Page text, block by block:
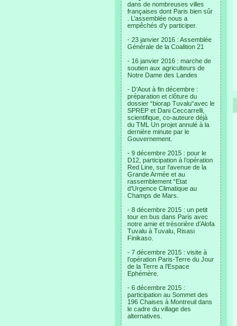
dans de nombreuses villes
françaises dont Paris bien sûr
. L’assemblée nous a
empêchés d’y participer.
- 23 janvier 2016 : Assemblée
Générale de la Coalition 21
- 16 janvier 2016 : marche de
soutien aux agriculteurs de
Notre Dame des Landes
- D’Aout à fin décembre :
préparation et clôture du
dossier “biorap Tuvalu“avec le
SPREP et Dani Ceccarrelli,
scientifique, co-auteure déjà
du TML Un projet annulé à la
dernière minute par le
Gouvernement.
- 9 décembre 2015 : pour le
D12, participation à l’opération
Red Line, sur l’avenue de la
Grande Armée et au
rassemblement “Etat
d’Urgence Climatique au
Champs de Mars.
- 8 décembre 2015 : un petit
tour en bus dans Paris avec
notre amie et trésorière d’Alofa
Tuvalu à Tuvalu, Risasi
Finikaso.
- 7 décembre 2015 : visite à
l’opération Paris-Terre du Jour
de la Terre a l’Espace
Ephémère.
- 6 décembre 2015 :
participation au Sommet des
196 Chaises à Montreuil dans
le cadre du village des
alternatives.